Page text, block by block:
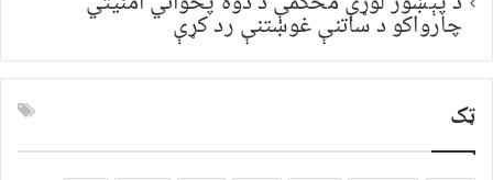
چارواکو د ساتنې غوښتنې رد کړې
ټک